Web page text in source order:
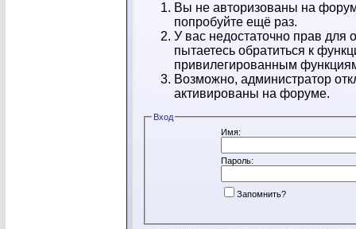
Вы не авторизованы на
попробуйте ещё раз.
У вас недостаточно прав
пытаетесь обратиться к
привилегированным
Возможно, администратор
активированы на форуме.
Вход
Имя:
Пароль:
Запомнить?